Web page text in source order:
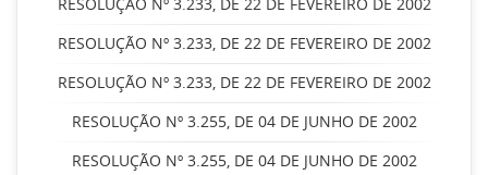
RESOLUÇÃO Nº 3.233, DE 22 DE FEVEREIRO DE 2002
RESOLUÇÃO Nº 3.233, DE 22 DE FEVEREIRO DE 2002
RESOLUÇÃO Nº 3.255, DE 04 DE JUNHO DE 2002
RESOLUÇÃO Nº 3.255, DE 04 DE JUNHO DE 2002